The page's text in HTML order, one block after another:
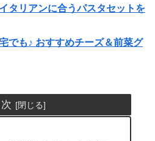
タリアンに合うパスタセットを
でも♪ おすすめチーズ＆前菜グ